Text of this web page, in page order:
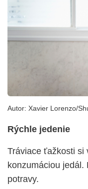
Autor: Xavier Lorenzo/
Rýchle jedenie
Tráviace ťažkosti si
konzumáciou
potravy.